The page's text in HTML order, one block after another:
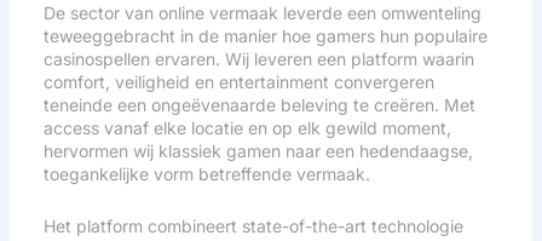
De sector van online vermaak leverde een omwenteling
teweeggebracht in de manier hoe gamers hun populaire
casinospellen ervaren. Wij leveren een platform waarin
comfort, veiligheid en entertainment convergeren
teneinde een ongeëvenaarde beleving te creëren. Met
access vanaf elke locatie en op elk gewild moment,
hervormen wij klassiek gamen naar een hedendaagse,
toegankelijke vorm betreffende vermaak.
Het platform combineert state-of-the-art technologie